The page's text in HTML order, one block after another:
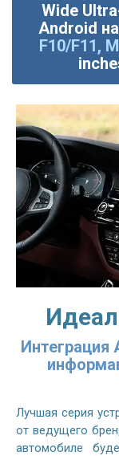
Wide
Android
F10/F11,
Интеграция
Лучшая серия
от ведущего
автомобиле